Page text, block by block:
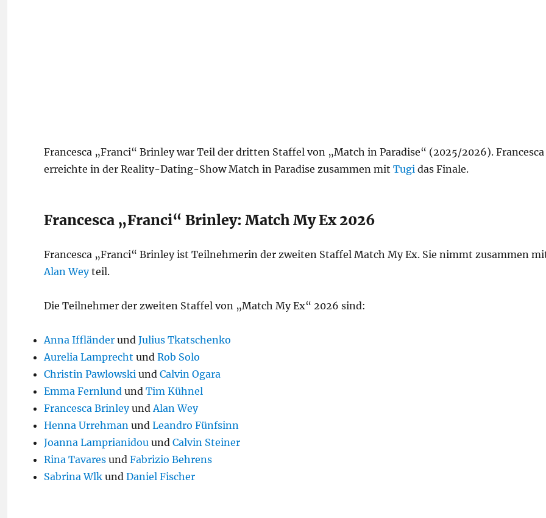
Francesca „Franci“ Brinley war Teil der dritten Staffel von „Match in Paradise“ (2025/2026). Francesca
erreichte in der Reality-Dating-ShowMatch in Paradise zusammen mit Tugi das Finale.
Francesca „Franci“ Brinley: Match My Ex 2026
Francesca „Franci“ Brinley ist Teilnehmerin der zweiten Staffel Match My Ex. Sie nimmt zusammen
Alan Weyteil.
Die Teilnehmer der zweiten Staffel von „Match My Ex“ 2026 sind:
Anna Iffländer und Julius Tkatschenko
Aurelia Lamprecht und Rob Solo
Christin Pawlowski und Calvin Ogara
Emma Fernlund und Tim Kühnel
Francesca BrinleyundAlan Wey
Henna Urrehman und Leandro Fünfsinn
Joanna Lamprianidou und Calvin Steiner
Rina Tavares und Fabrizio Behrens
Sabrina Wlk und Daniel Fischer